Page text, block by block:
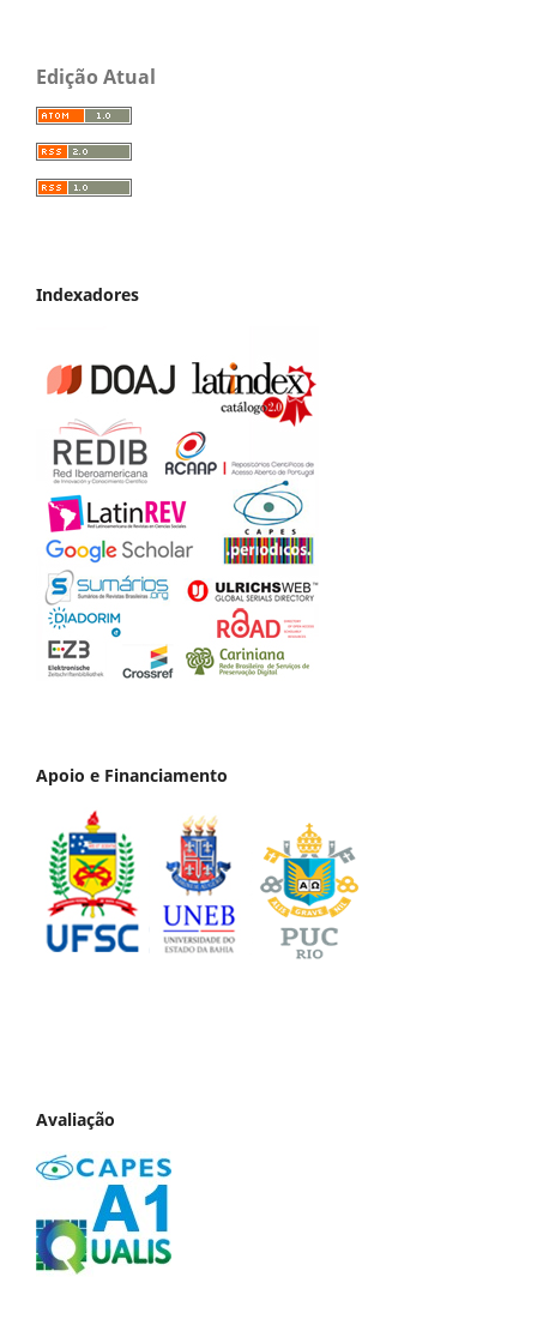
Edição Atual
Indexadores
Apoio e Financiamento
Avaliação